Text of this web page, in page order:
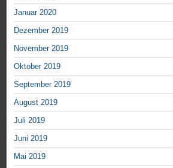
Januar 2020
Dezember 2019
November 2019
Oktober 2019
September 2019
August 2019
Juli 2019
Juni 2019
Mai 2019